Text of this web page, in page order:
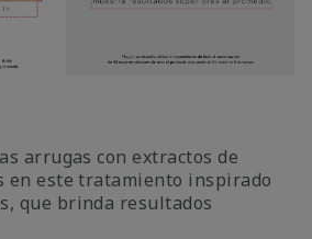
arrugas con extractos de
en este tratamiento inspirado
que brinda resultados